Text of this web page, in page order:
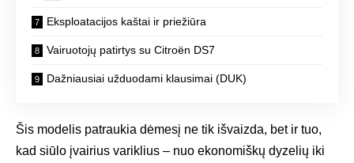
Eksploatacijos kaštai ir priežiūra
Vairuotojų patirtys su Citroën DS7
Dažniausiai užduodami klausimai (DUK)
Šis modelis patraukia dėmesį ne tik išvaizda, bet ir tuo,
kad siūlo įvairius variklius – nuo ekonomiškų dyzelių iki